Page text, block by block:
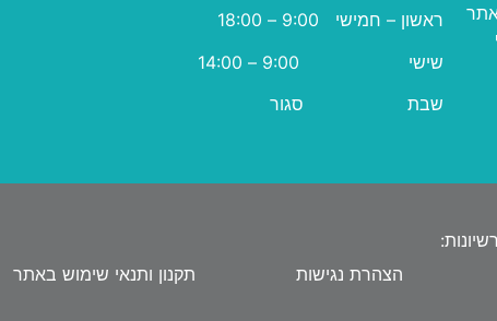
ראשון – חמישי 9:00 – 18:00
שישי 9:00 – 14:00
שבת סגור
הצהרת נגישות תקנון ותנאי שימוש באתר